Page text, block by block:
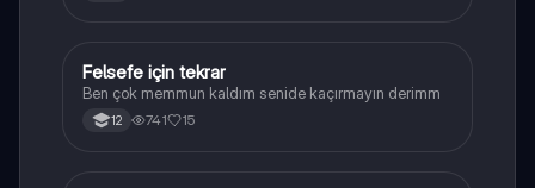
Felsefe
Felsefe için tekrar
Ben çok memmun kaldım senide kaçırmayın derimm
12 741 15